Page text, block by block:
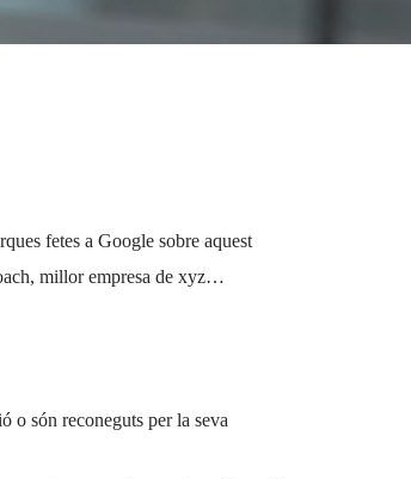
fetes a Google sobre aquest
millor empresa de xyz…
o són reconeguts per la seva